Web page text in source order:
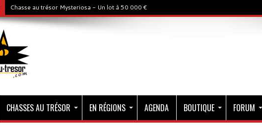
Chasse au trésor Mysteriosa - Un lot à 50 000 €
CHASSES AU TRÉSOR EN RÉGIONS AGENDA BOUTIQUE FORUM